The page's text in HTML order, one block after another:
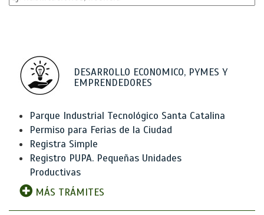
DESARROLLO ECONOMICO, PYMES Y
EMPRENDEDORES
Parque Industrial Tecnológico Santa Catalina
Permiso para Ferias de la Ciudad
Registra Simple
Registro PUPA. Pequeñas Unidades
Productivas
MÁS TRÁMITES